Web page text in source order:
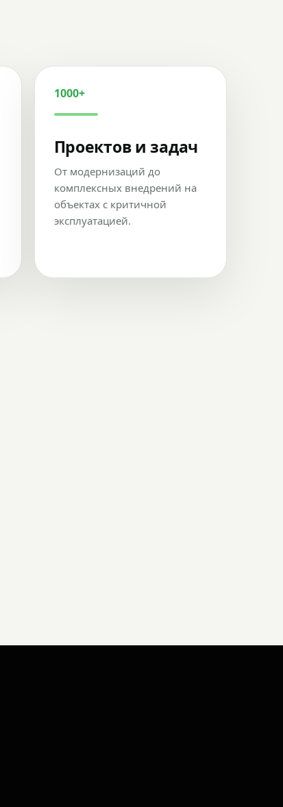
1000+
Проектов и задач
От модернизаций до
комплексных внедрений на
объектах с критичной
эксплуатацией.